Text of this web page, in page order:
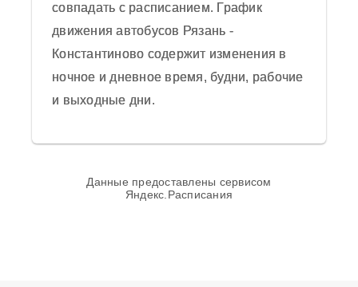
совпадать с расписанием. График
движения автобусов Рязань -
Константиново содержит изменения в
ночное и дневное время, будни, рабочие
и выходные дни.
год.
Данные предоставлены сервисом
Яндекс.Расписания